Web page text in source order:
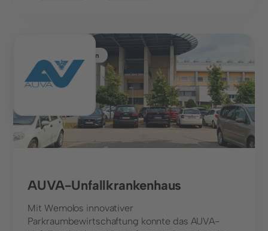
Gesundheitswesen
AUVA-Unfallkrankenhaus
Mit Wemolos innovativer
Parkraumbewirtschaftung konnte das AUVA-